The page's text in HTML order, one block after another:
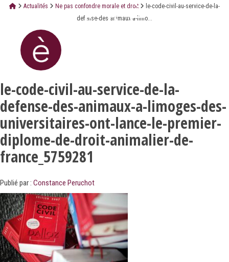
Actualités Ne pas confondre morale et droit
le-code-civil-au-service-de-la-
defense-des-animaux-a-limo...
le-code-civil-au-service-de-la-
defense-des-animaux-a-limoges-des-
universitaires-ont-lance-le-premier-
diplome-de-droit-animalier-de-
france_5759281
Publié par : Constance Peruchot